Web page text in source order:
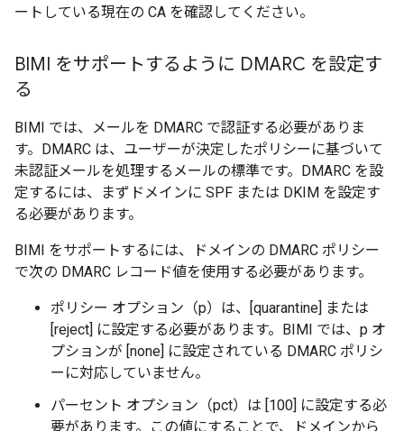
ートしている現在の CA を確認してください。
BIMI をサポートするように DMARC を設定す
る
BIMI では、メールを DMARC で認証する必要がありま
す。DMARC は、ユーザーが決定したポリシーに基づいて
未認証メールを処理するメールの標準です。DMARC を設
定するには、まずドメインに SPF または DKIM を設定す
る必要があります。
BIMI をサポートするには、ドメインの DMARC ポリシー
で次の DMARC レコード値を使用する必要があります。
ポリシー オプション（p）は、[quarantine] または
[reject] に設定する必要があります。BIMI では、p オ
プションが [none] に設定されている DMARC ポリシ
ーに対応していません。
パーセント オプション（pct）は [100] に設定する必
要があります。この値にすることで、ドメインから